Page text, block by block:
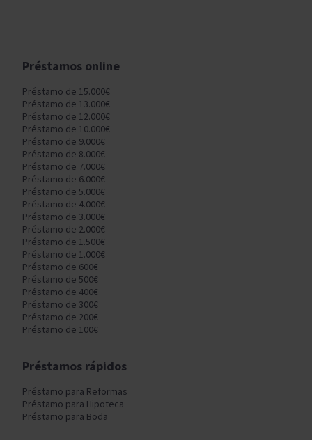
Préstamos online
Préstamo de 15.000€
Préstamo de 13.000€
Préstamo de 12.000€
Préstamo de 10.000€
Préstamo de 9.000€
Préstamo de 8.000€
Préstamo de 7.000€
Préstamo de 6.000€
Préstamo de 5.000€
Préstamo de 4.000€
Préstamo de 3.000€
Préstamo de 2.000€
Préstamo de 1.500€
Préstamo de 1.000€
Préstamo de 600€
Préstamo de 500€
Préstamo de 400€
Préstamo de 300€
Préstamo de 200€
Préstamo de 100€
Préstamos rápidos
Préstamo para Reformas
Préstamo para Hipoteca
Préstamo para Boda